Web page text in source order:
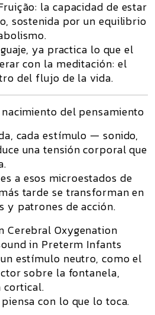
: la capacidad de estar
sostenida por un equilibrio
ya practica lo que el
con la meditación: el
del flujo de la vida.
del pensamiento
cada estímulo — sonido,
una tensión corporal que
a esos microestados de
tarde se transforman en
y patrones de acción.
Cerebral Oxygenation
in Preterm Infants
estímulo neutro, como el
sobre la fontanela,
cortical.
piensa con lo que lo toca.